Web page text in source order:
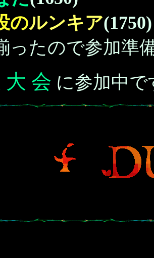
のルンキア(1750)
ったので参加準
大 会 に参加中で